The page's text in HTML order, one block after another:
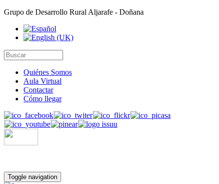
Grupo de Desarrollo Rural Aljarafe - Doñana
Quiénes Somos
Aula Virtual
Contactar
Cómo llegar
Toggle navigation